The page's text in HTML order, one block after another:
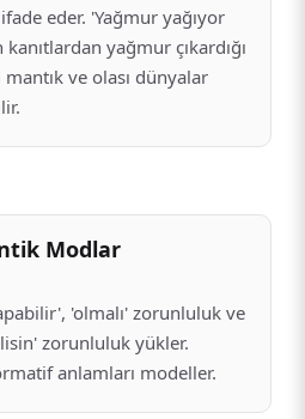
eder. 'Yağmur yağıyor
kanıtlardan yağmur çıkardığı
ve olası dünyalar
Modlar
'olmalı' zorunluluk ve
zorunluluk yükler.
anlamları modeller.